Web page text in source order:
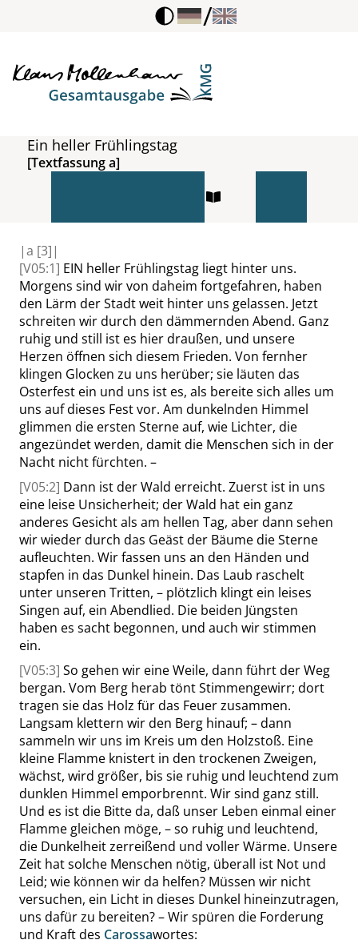
/
Ein heller Frühlingstag
[Textfassung a]
|a [3]|
[V05:1] EIN heller Frühlingstag liegt hinter uns.
Morgens sind wir von daheim fortgefahren, haben
den Lärm der Stadt weit hinter uns gelassen. Jetzt
schreiten wir durch den dämmernden Abend. Ganz
ruhig und still ist es hier draußen, und unsere
Herzen öffnen sich diesem Frieden. Von fernher
klingen Glocken zu uns herüber; sie läuten das
Osterfest ein und uns ist es, als bereite sich alles um
uns auf dieses Fest vor. Am dunkelnden Himmel
glimmen die ersten Sterne auf, wie Lichter, die
angezündet werden, damit die Menschen sich in der
Nacht nicht fürchten. –
[V05:2] Dann ist der Wald erreicht. Zuerst ist in uns
eine leise Unsicherheit; der Wald hat ein ganz
anderes Gesicht als am hellen Tag, aber dann sehen
wir wieder durch das Geäst der Bäume die Sterne
aufleuchten. Wir fassen uns an den Händen und
stapfen in das Dunkel hinein. Das Laub raschelt
unter unseren Tritten, – plötzlich klingt ein leises
Singen auf, ein Abendlied. Die beiden Jüngsten
haben es sacht begonnen, und auch wir stimmen
ein.
[V05:3] So gehen wir eine Weile, dann führt der Weg
bergan. Vom Berg herab tönt Stimmengewirr; dort
tragen sie das Holz für das Feuer zusammen.
Langsam klettern wir den Berg hinauf; – dann
sammeln wir uns im Kreis um den Holzstoß. Eine
kleine Flamme knistert in den trockenen Zweigen,
wächst, wird größer, bis sie ruhig und leuchtend zum
dunklen Himmel emporbrennt. Wir sind ganz still.
Und es ist die Bitte da, daß unser Leben einmal einer
Flamme gleichen möge, – so ruhig und leuchtend,
die Dunkelheit zerreißend und voller Wärme. Unsere
Zeit hat solche Menschen nötig, überall ist Not und
Leid; wie können wir da helfen? Müssen wir nicht
versuchen, ein Licht in dieses Dunkel hineinzutragen,
uns dafür zu bereiten? – Wir spüren die Forderung
und Kraft des Carossawortes: